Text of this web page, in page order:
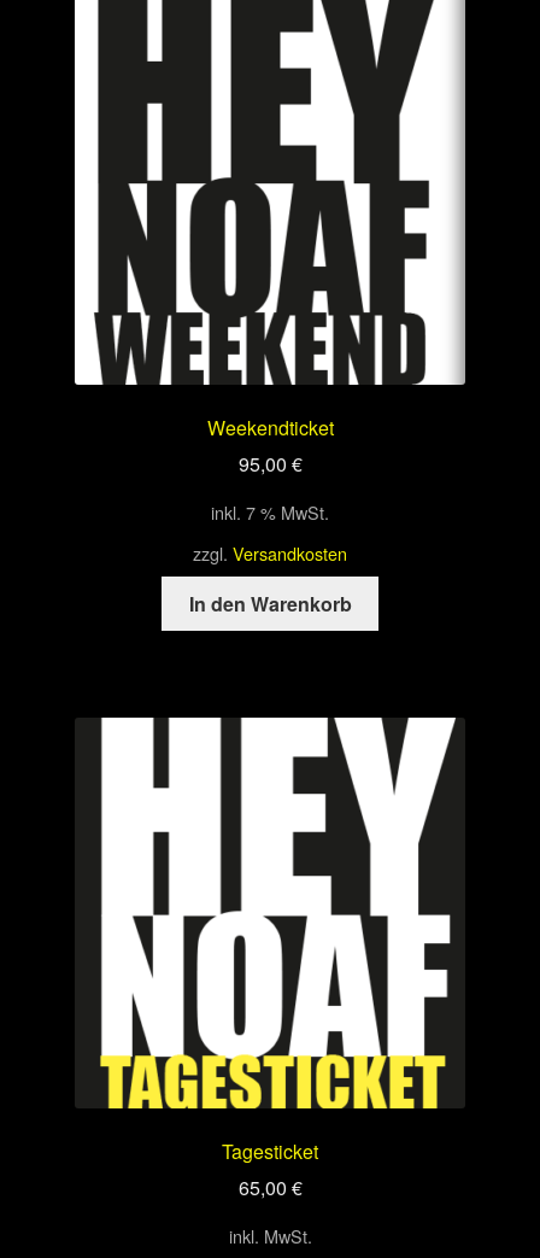
Weekendticket
95,00 €
inkl. 7 % MwSt.
zzgl. Versandkosten
In den Warenkorb
Tagesticket
65,00 €
inkl. MwSt.